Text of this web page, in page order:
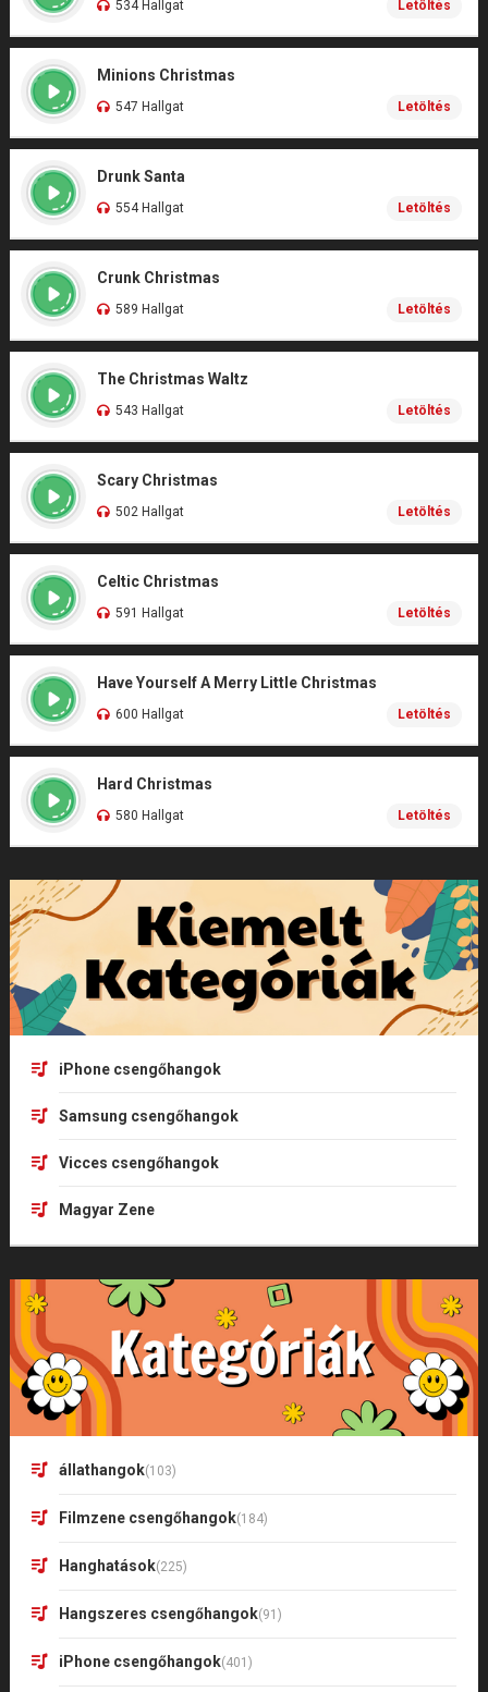
534 Hallgat Letöltés
Minions Christmas
547 Hallgat Letöltés
Drunk Santa
554 Hallgat Letöltés
Crunk Christmas
589 Hallgat Letöltés
The Christmas Waltz
543 Hallgat Letöltés
Scary Christmas
502 Hallgat Letöltés
Celtic Christmas
591 Hallgat Letöltés
Have Yourself A Merry Little Christmas
600 Hallgat Letöltés
Hard Christmas
580 Hallgat Letöltés
iPhone csengőhangok
Samsung csengőhangok
Vicces csengőhangok
Magyar Zene
állathangok(103)
Filmzene csengőhangok(184)
Hanghatások(225)
Hangszeres csengőhangok(91)
iPhone csengőhangok(401)